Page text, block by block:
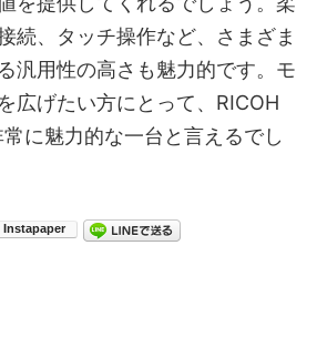
続、タッチ操作など、さまざま
汎用性の高さも魅力的です。モ
広げたい方にとって、RICOH
に魅力的な一台と言えるでし